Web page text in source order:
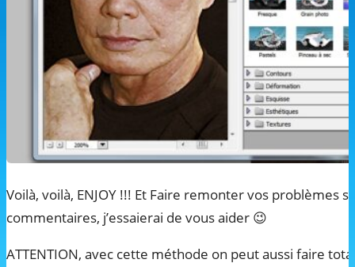
Voilà, voilà, ENJOY !!! Et Faire remonter vos problèmes
commentaires, j’essaierai de vous aider 😉
ATTENTION, avec cette méthode on peut aussi faire